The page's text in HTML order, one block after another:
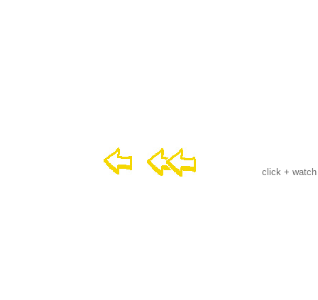
click +